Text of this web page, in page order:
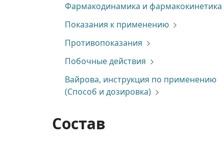
Фармакодинамика и фармакокинетика
Показания к применению
Противопоказания
Побочные действия
Вайрова, инструкция по применению
(Способ и дозировка)
Состав